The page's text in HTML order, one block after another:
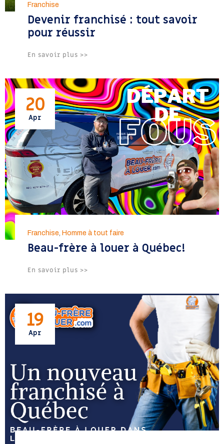
Franchise
Devenir franchisé : tout savoir
pour réussir
En savoir plus >>
20
Apr
Franchise, Homme à tout faire
Beau-frère à louer à Québec!
En savoir plus >>
19
Apr